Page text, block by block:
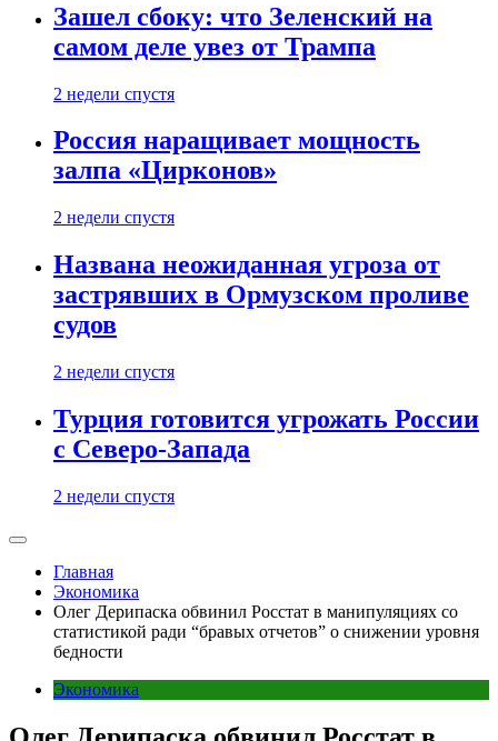
Зашел сбоку: что Зеленский на
самом деле увез от Трампа
2 недели спустя
Россия наращивает мощность
залпа «Цирконов»
2 недели спустя
Названа неожиданная угроза от
застрявших в Ормузском проливе
судов
2 недели спустя
Турция готовится угрожать России
с Северо-Запада
2 недели спустя
Главная
Экономика
Олег Дерипаска обвинил Росстат в манипуляциях со
статистикой ради “бравых отчетов” о снижении уровня
бедности
Экономика